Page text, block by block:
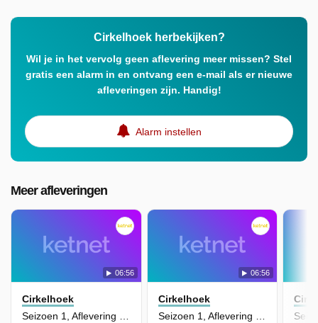
Cirkelhoek herbekijken?
Wil je in het vervolg geen aflevering meer missen? Stel
gratis een alarm in en ontvang een e-mail als er nieuwe
afleveringen zijn. Handig!
Alarm instellen
Meer afleveringen
06:56
Cirkelhoek
Seizoen 1, Aflevering 33 - Cirkelhoek Zangers
06:56
Cirkelhoek
Seizoen 1, Aflevering 32 - Verhaaltjesles